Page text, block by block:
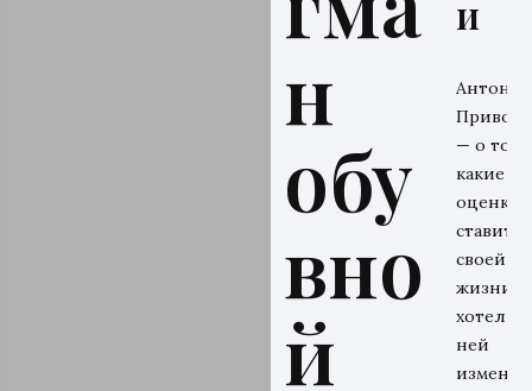
н
обу
вно
й
и
Антон
— о том,
какие
оценки
ставит
своей
жизни и
хотел
ней